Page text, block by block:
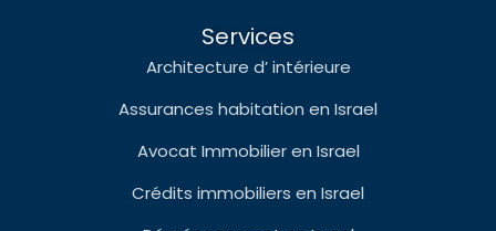
Services
Architecture d’ intérieure
Assurances habitation en Israel
Avocat Immobilier en Israel
Crédits immobiliers en Israel